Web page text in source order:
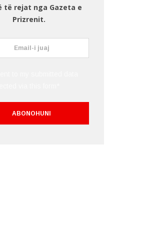
të rejat nga Gazeta e
Prizrenit.